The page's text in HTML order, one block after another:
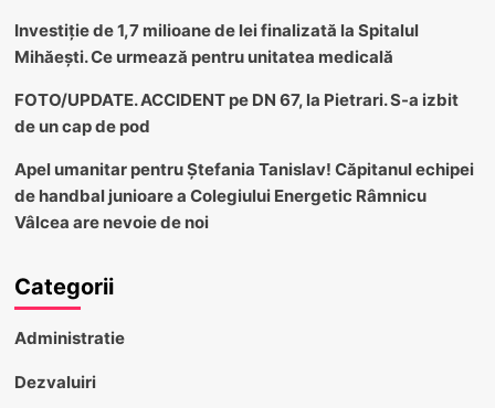
Investiție de 1,7 milioane de lei finalizată la Spitalul
Mihăești. Ce urmează pentru unitatea medicală
FOTO/UPDATE. ACCIDENT pe DN 67, la Pietrari. S-a izbit
de un cap de pod
Apel umanitar pentru Ștefania Tanislav! Căpitanul echipei
de handbal junioare a Colegiului Energetic Râmnicu
Vâlcea are nevoie de noi
Categorii
Administratie
Dezvaluiri